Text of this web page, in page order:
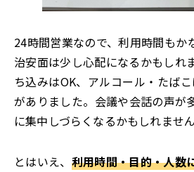
24時間営業なので、利用時間もか
治安面は少し心配になるかもしれ
ち込みはOK、アルコール・たば
がありました。会議や会話の声が
に集中しづらくなるかもしれません
とはいえ、 利用時間・目的・人数